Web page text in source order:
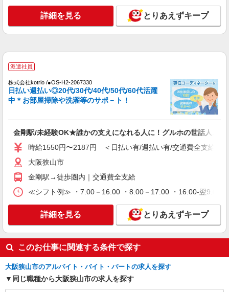
介護スタッフ ◆デイサービス、サービス付き
高齢者向け住宅、グループホームなど様々な勤
務先から選べます。
未経験：時給1500〜1700円（資格・経験によ
る） 経験者：時給1700〜1900円（資格・経験によ
日）＝33万4400円 ◆昇給あり ◆支払い方法 ※日
当社規定あり
キープ 詳細を見る
派遣社員
り♪サ高住の補助STAFF
時給1550円〜2187円 ＜日払い有/週払い有/交
キープ 詳細を見る
株式会社kotrio /●OS-H2-2028556
≪金剛駅≫日勤のみ＆残業ナシ！お迎えに間に
合うデイサービス
時給1550円〜2187円 ＜日払い有/週払い有/交
通費全支給(ガソリン代含む)＞
大阪狭山市
詳細を見る とりあえずキープ
派遣社員
株式会社kotrio /●OS-H2-2067330
日払い週払い◎20代/30代/40代/50代/60代活躍
中＊お部屋掃除や洗濯等のサポ－ト！
金剛駅/未経験OK★誰かの支えになれる人に！グルホの世話人♪
時給1550円〜2187円 ＜日払い有/週払い有/交通費全支給(ガ
大阪狭山市
金剛駅→徒歩圏内｜交通費全支給
≪シフト例≫ ・7:00－16:00 ・8:00－17:00 ・16:00-翌9:00
詳細を見る とりあえずキープ
このお仕事に関連する条件で探す
大阪狭山市のアルバイト・バイト・パートの求人を探す
同じ職種から大阪狭山市の求人を探す